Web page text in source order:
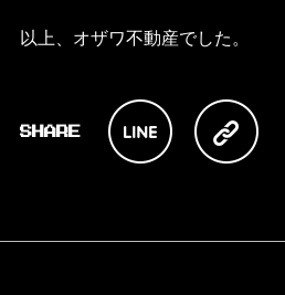
以上、オザワ不動産でした。